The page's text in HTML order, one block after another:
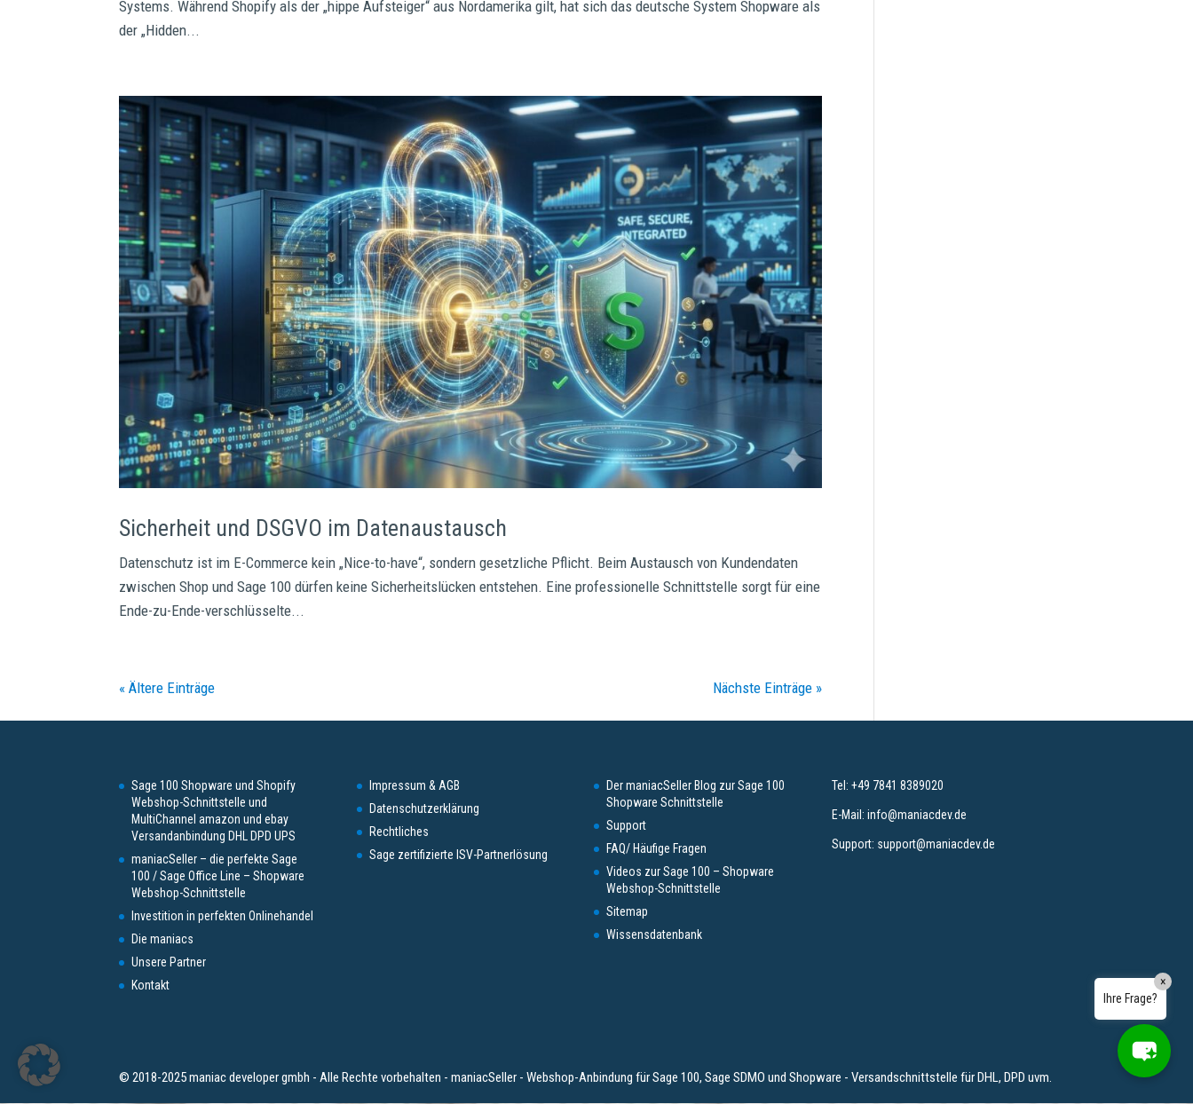
Systems. Während Shopify als der „hippe Aufsteiger“ aus Nordamerika gilt, hat sich das deutsche System Shopware als
der „Hidden...
Sicherheit und DSGVO im Datenaustausch
Datenschutz ist im E-Commerce kein „Nice-to-have“, sondern gesetzliche Pflicht. Beim Austausch von Kundendaten
zwischen Shop und Sage 100 dürfen keine Sicherheitslücken entstehen. Eine professionelle Schnittstelle sorgt für eine
Ende-zu-Ende-verschlüsselte...
« Ältere Einträge Nächste Einträge »
Sage 100 Shopware und Shopify
Webshop-Schnittstelle und
MultiChannel amazon und ebay
Versandanbindung DHL DPD UPS
maniacSeller – die perfekte Sage
100 / Sage Office Line – Shopware
Webshop-Schnittstelle
Investition in perfekten Onlinehandel
Die maniacs
Unsere Partner
Kontakt
Impressum & AGB
Datenschutzerklärung
Rechtliches
Sage zertifizierte ISV-Partnerlösung
Der maniacSeller Blog zur Sage 100
Shopware Schnittstelle
Support
FAQ/ Häufige Fragen
Videos zur Sage 100 – Shopware
Webshop-Schnittstelle
Sitemap
Wissensdatenbank
Tel: +49 7841 8389020
E-Mail: info@maniacdev.de
Support: support@maniacdev.de
© 2018-2025 maniac developer gmbh - Alle Rechte vorbehalten - maniacSeller - Webshop-Anbindung für Sage 100, Sage SDMO und Shopware - Versandschnittstelle für DHL, DPD uvm.
Ihre Frage?
×